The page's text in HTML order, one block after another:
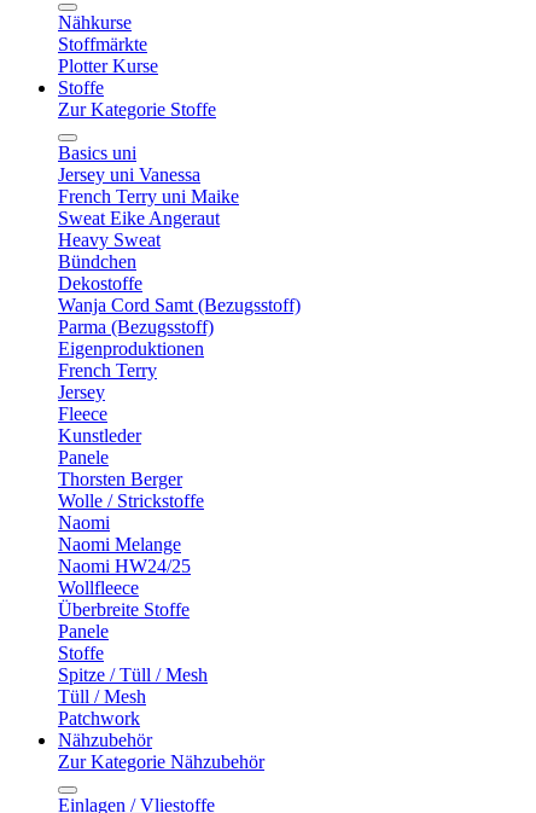
Nähkurse
Stoffmärkte
Plotter Kurse
Stoffe
Zur Kategorie Stoffe
Basics uni
Jersey uni Vanessa
French Terry uni Maike
Sweat Eike Angeraut
Heavy Sweat
Bündchen
Dekostoffe
Wanja Cord Samt (Bezugsstoff)
Parma (Bezugsstoff)
Eigenproduktionen
French Terry
Jersey
Fleece
Kunstleder
Panele
Thorsten Berger
Wolle / Strickstoffe
Naomi
Naomi Melange
Naomi HW24/25
Wollfleece
Überbreite Stoffe
Panele
Stoffe
Spitze / Tüll / Mesh
Tüll / Mesh
Patchwork
Nähzubehör
Zur Kategorie Nähzubehör
Einlagen / Vliestoffe